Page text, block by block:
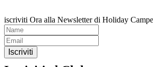
iscriviti Ora alla Newsletter di Holiday
Iscriviti